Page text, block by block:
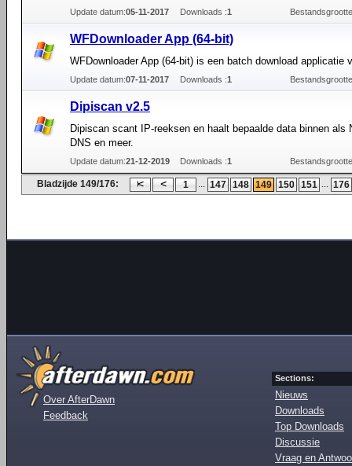
Update datum:05-11-2017 Downloads :1
WFDownloader App (64-bit)
WFDownloader App (64-bit) is een batch download applicatie
Update datum:07-11-2017 Downloads :1
Dipiscan v2.5
Dipiscan scant IP-reeksen en haalt bepaalde data binnen als
DNS en meer.
Update datum:21-12-2019 Downloads :1
Bladzijde 149/176: 1 ... 147 148 149 150 151 ... 176
Over AfterDawn
Feedback
Sections:
Nieuws
Downloads
Top Downloads
Discussie
Vraag en